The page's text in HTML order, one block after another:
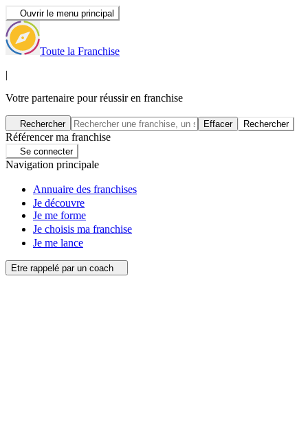
Ouvrir le menu principal
Toute la Franchise
|
Votre partenaire pour réussir en franchise
Rechercher Effacer Rechercher
Référencer ma franchise
Se connecter
Navigation principale
Annuaire des franchises
Je découvre
Je me forme
Je choisis ma franchise
Je me lance
Etre rappelé par un coach